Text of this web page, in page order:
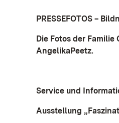
PRESSEFOTOS –
Die Fotos der
AngelikaPeetz.
Service und
Ausstellung